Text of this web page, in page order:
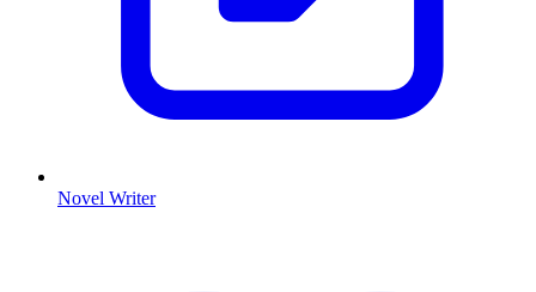
Novel Writer